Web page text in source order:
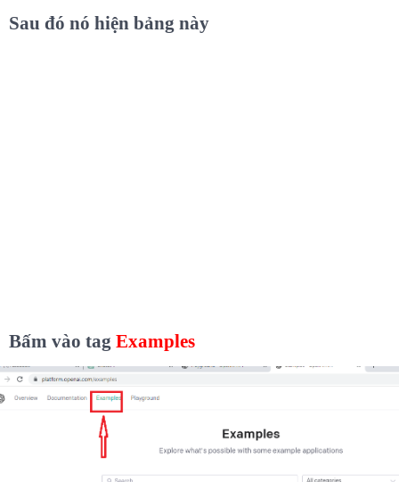
Sau đó nó hiện bảng này
Bấm vào tag Examples